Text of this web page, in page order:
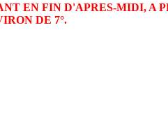
EN FIN D'APRES-MIDI, A
DE 7°.